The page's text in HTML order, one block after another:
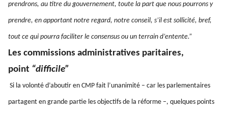
prendrons, au titre du gouvernement, toute la part que nous pourrons y
prendre, en apportant notre regard, notre conseil, s’il est sollicité, bref,
tout ce qui pourra faciliter le consensus ou un terrain d’entente.”
Les commissions administratives paritaires,
point “difficile”
Si la volonté d’aboutir en CMP fait l’unanimité – car les parlementaires
partagent en grande partie les objectifs de la réforme –, quelques points